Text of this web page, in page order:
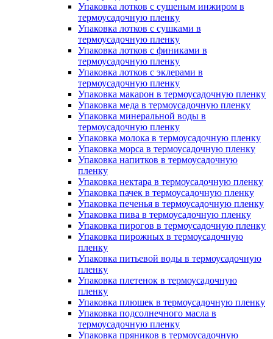
Упаковка лотков с сушеным инжиром в
термоусадочную пленку
Упаковка лотков с сушками в
термоусадочную пленку
Упаковка лотков с финиками в
термоусадочную пленку
Упаковка лотков с эклерами в
термоусадочную пленку
Упаковка макарон в термоусадочную пленку
Упаковка меда в термоусадочную пленку
Упаковка минеральной воды в
термоусадочную пленку
Упаковка молока в термоусадочную пленку
Упаковка морса в термоусадочную пленку
Упаковка напитков в термоусадочную
пленку
Упаковка нектара в термоусадочную пленку
Упаковка пачек в термоусадочную пленку
Упаковка печенья в термоусадочную пленку
Упаковка пива в термоусадочную пленку
Упаковка пирогов в термоусадочную пленку
Упаковка пирожных в термоусадочную
пленку
Упаковка питьевой воды в термоусадочную
пленку
Упаковка плетенок в термоусадочную
пленку
Упаковка плюшек в термоусадочную пленку
Упаковка подсолнечного масла в
термоусадочную пленку
Упаковка пряников в термоусадочную